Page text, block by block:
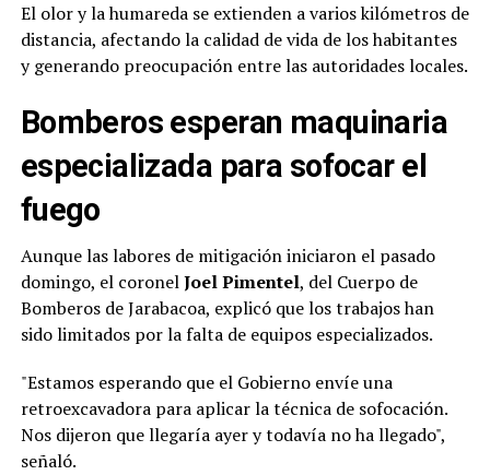
El olor y la humareda se extienden a varios kilómetros de
distancia, afectando la calidad de vida de los habitantes
y generando preocupación entre las autoridades locales.
Bomberos esperan maquinaria
especializada para sofocar el
fuego
Aunque las labores de mitigación iniciaron el pasado
domingo, el coronelJoel Pimentel, del Cuerpo de
Bomberos de Jarabacoa, explicó que los trabajos han
sido limitados por la falta de equipos especializados.
"Estamos esperando que el Gobierno envíe una
retroexcavadora para aplicar la técnica de sofocación.
Nos dijeron que llegaría ayer y todavía no ha llegado",
señaló.